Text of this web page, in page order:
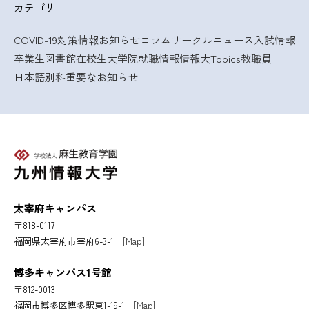
カテゴリー
COVID-19対策情報お知らせコラムサークルニュース入試情報
卒業生図書館在校生大学院就職情報情報大Topics教職員
日本語別科重要なお知らせ
太宰府キャンパス
〒818-0117
福岡県太宰府市宰府6-3-1 [Map]
博多キャンパス1号館
〒812-0013
福岡市博多区博多駅東1-19-1 [Map]